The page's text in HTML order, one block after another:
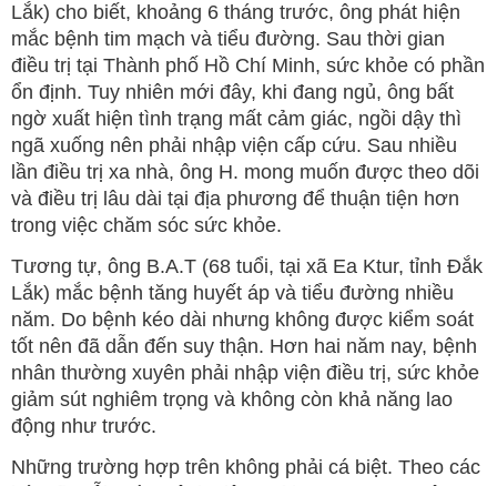
Lắk) cho biết, khoảng 6 tháng trước, ông phát hiện
mắc bệnh tim mạch và tiểu đường. Sau thời gian
điều trị tại Thành phố Hồ Chí Minh, sức khỏe có phần
ổn định. Tuy nhiên mới đây, khi đang ngủ, ông bất
ngờ xuất hiện tình trạng mất cảm giác, ngồi dậy thì
ngã xuống nên phải nhập viện cấp cứu. Sau nhiều
lần điều trị xa nhà, ông H. mong muốn được theo dõi
và điều trị lâu dài tại địa phương để thuận tiện hơn
trong việc chăm sóc sức khỏe.
Tương tự, ông B.A.T (68 tuổi, tại xã Ea Ktur, tỉnh Đắk
Lắk) mắc bệnh tăng huyết áp và tiểu đường nhiều
năm. Do bệnh kéo dài nhưng không được kiểm soát
tốt nên đã dẫn đến suy thận. Hơn hai năm nay, bệnh
nhân thường xuyên phải nhập viện điều trị, sức khỏe
giảm sút nghiêm trọng và không còn khả năng lao
động như trước.
Những trường hợp trên không phải cá biệt. Theo các